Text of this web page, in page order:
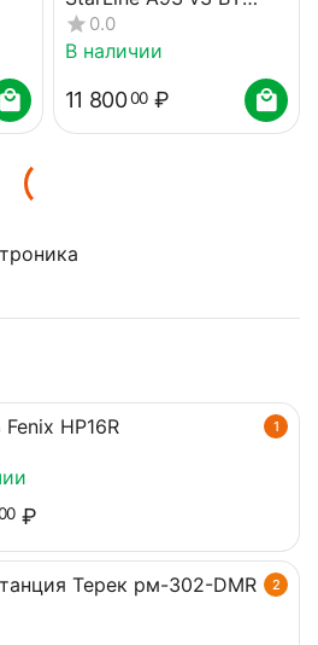
ECO0.0
В наличии
11 80000 ₽
1
HP16R
₽
2
Терек рм-302-DMR